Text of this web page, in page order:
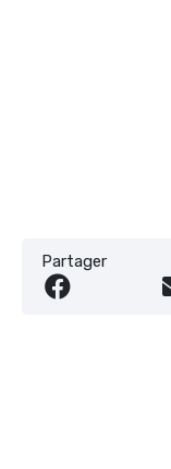
Partager